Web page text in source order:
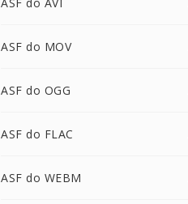
ASF do MOV
ASF do OGG
ASF do FLAC
ASF do WEBM